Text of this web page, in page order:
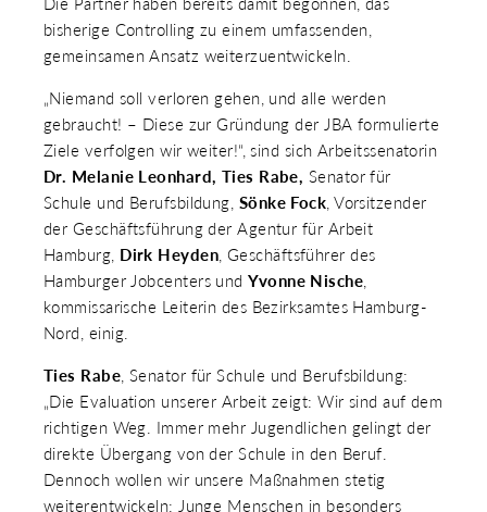
bisherige Controlling zu einem umfassenden,
gemeinsamen Ansatz weiterzuentwickeln.
„Niemand soll verloren gehen, und alle werden
gebraucht! – Diese zur Gründung der JBA formulierte
Ziele verfolgen wir weiter!“, sind sich Arbeitssenatorin
Dr. Melanie Leonhard, Ties Rabe, Senator für
Schule und Berufsbildung, Sönke Fock , Vorsitzender
der Geschäftsführung der Agentur für Arbeit
Hamburg, Dirk Heyden , Geschäftsführer des
Hamburger Jobcenters undYvonne Nische
kommissarische Leiterin des Bezirksamtes Hamburg-
Nord, einig.
Ties Rabe , Senator für Schule und Berufsbildung:
„Die Evaluation unserer Arbeit zeigt: Wir sind auf dem
richtigen Weg. Immer mehr Jugendlichen gelingt der
direkte Übergang von der Schule in den Beruf.
Dennoch wollen wir unsere Maßnahmen stetig
weiterentwickeln: Junge Menschen in besonders